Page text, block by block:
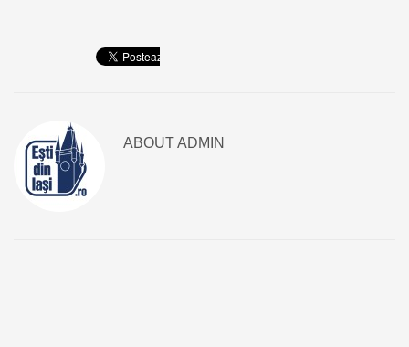
ABOUTADMIN